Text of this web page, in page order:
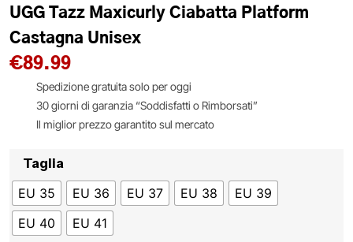
UGG Tazz Maxicurly Ciabatta Platform
Castagna Unisex
€89.99
Spedizione gratuita solo per oggi
30 giorni di garanzia “Soddisfatti o Rimborsati”
Il miglior prezzo garantito sul mercato
Taglia
EU 35
EU 36 EU 37 EU 38
EU 39
EU 40
EU 41